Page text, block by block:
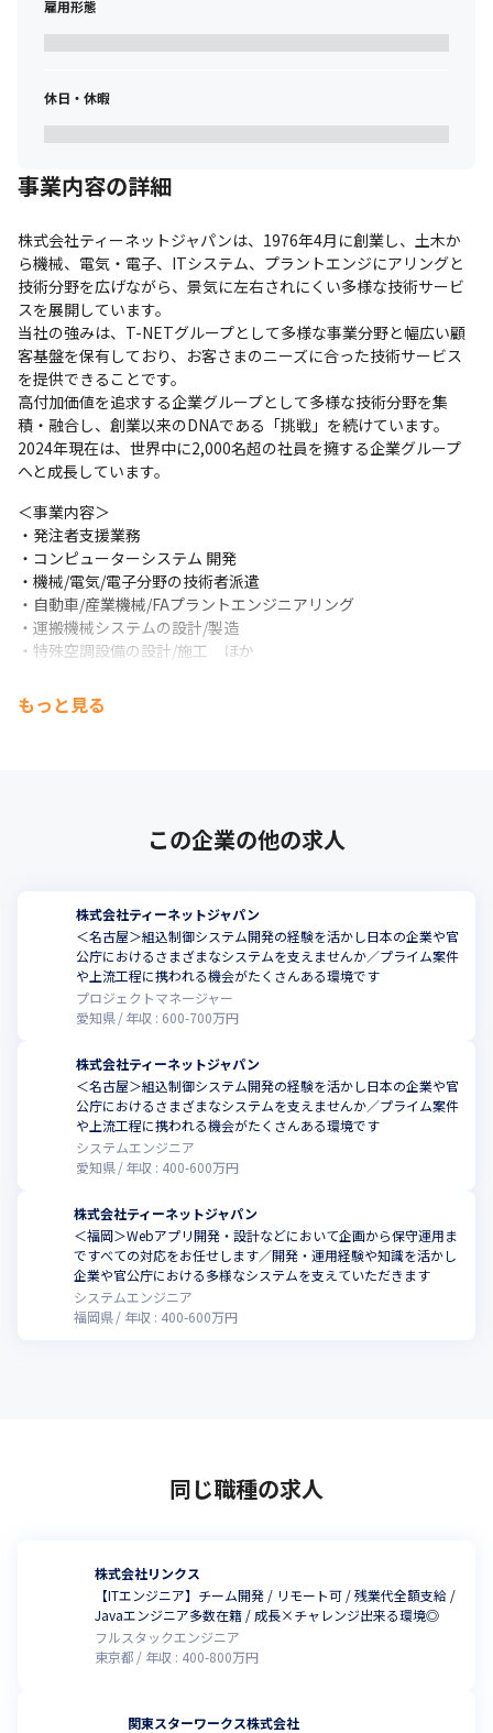
雇用形態
休日・休暇
事業内容の詳細
株式会社ティーネットジャパンは、1976年4月に創業し、土木か
ら機械、電気・電子、ITシステム、プラントエンジにアリングと
技術分野を広げながら、景気に左右されにくい多様な技術サービ
スを展開しています。
当社の強みは、T-NETグループとして多様な事業分野と幅広い顧
客基盤を保有しており、お客さまのニーズに合った技術サービス
を提供できることです。
高付加価値を追求する企業グループとして多様な技術分野を集
積・融合し、創業以来のDNAである「挑戦」を続けています。
2024年現在は、世界中に2,000名超の社員を擁する企業グループ
へと成長しています。
＜事業内容＞
・発注者支援業務
・コンピューターシステム 開発
・機械/電気/電子分野の技術者派遣
・自動車/産業機械/FAプラントエンジニアリング
・運搬機械システムの設計/製造
・特殊空調設備の設計/施工　ほか
もっと見る
この企業の他の求人
株式会社ティーネットジャパン
＜名古屋＞組込制御システム開発の経験を活かし日本の企業や官
公庁におけるさまざまなシステムを支えませんか／プライム案件
や上流工程に携われる機会がたくさんある環境です
プロジェクトマネージャー
愛知県
年収 : 600-700万円
株式会社ティーネットジャパン
＜名古屋＞組込制御システム開発の経験を活かし日本の企業や官
公庁におけるさまざまなシステムを支えませんか／プライム案件
や上流工程に携われる機会がたくさんある環境です
システムエンジニア
愛知県
年収 : 400-600万円
株式会社ティーネットジャパン
＜福岡＞Webアプリ開発・設計などにおいて企画から保守運用ま
ですべての対応をお任せします／開発・運用経験や知識を活かし
企業や官公庁における多様なシステムを支えていただきます
システムエンジニア
福岡県
年収 : 400-600万円
同じ職種の求人
株式会社リンクス
【ITエンジニア】チーム開発 / リモート可 / 残業代全額支給 /
Javaエンジニア多数在籍 / 成長×チャレンジ出来る環境◎
フルスタックエンジニア
東京都
年収 : 400-800万円
関東スターワークス株式会社